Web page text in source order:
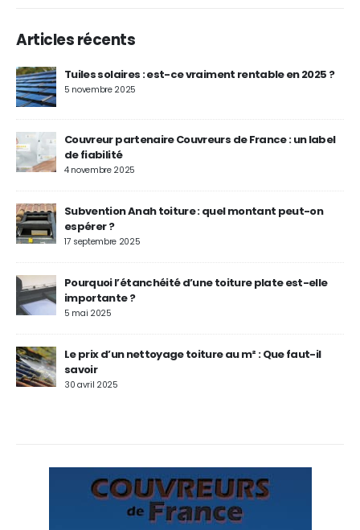
Articles récents
Tuiles solaires : est-ce vraiment rentable en 2025 ?
5 novembre 2025
Couvreur partenaire Couvreurs de France : un label
de fiabilité
4 novembre 2025
Subvention Anah toiture : quel montant peut-on
espérer ?
17 septembre 2025
Pourquoi l’étanchéité d’une toiture plate est-elle
importante ?
5 mai 2025
Le prix d’un nettoyage toiture au m² : Que faut-il
savoir
30 avril 2025